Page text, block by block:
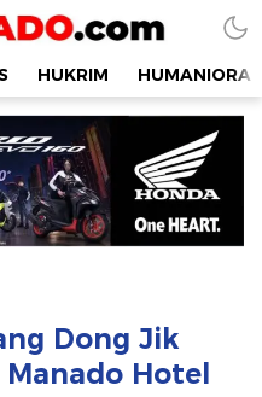
HUKRIM HUMANIORA
Dong Jik
Hotel